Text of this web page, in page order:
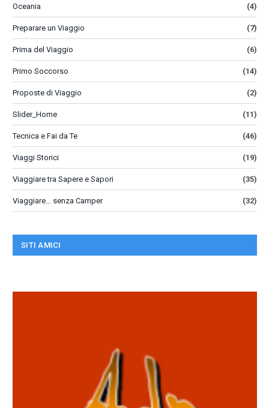
Oceania (4)
Preparare un Viaggio (7)
Prima del Viaggio (6)
Primo Soccorso (14)
Proposte di Viaggio (2)
Slider_Home (11)
Tecnica e Fai da Te (46)
Viaggi Storici (19)
Viaggiare tra Sapere e Sapori (35)
Viaggiare… senza Camper (32)
SITI AMICI